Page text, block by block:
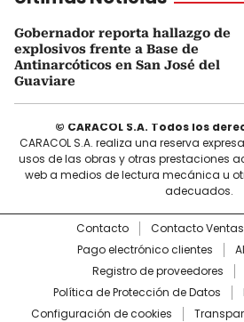
Gobernador reporta hallazgo de
explosivos frente a Base de
Antinarcóticos en San José del
Guaviare
© CARACOL S.A. Todos los
CARACOL S.A. realiza una reserva
usos de las obras y otras prestaciones
web a medios de lectura mecánica u
adecuados.
Contacto Contacto Ventas
Pago electrónico clientes
Registro de proveedores
Política de Protección de Datos
Configuración de cookies